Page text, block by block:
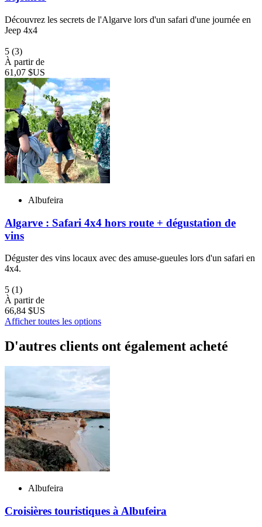
Découvrez les secrets de l'Algarve lors d'un safari d'une journée en
Jeep 4x4
5 (3)
À partir de
61,07 $US
Albufeira
Algarve : Safari 4x4 hors route + dégustation de
vins
Déguster des vins locaux avec des amuse-gueules lors d'un safari en
4x4.
5 (1)
À partir de
66,84 $US
Afficher toutes les options
D'autres clients ont également acheté
Albufeira
Croisières touristiques à Albufeira